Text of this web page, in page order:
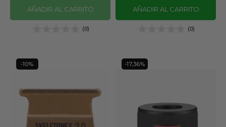
AÑADIR AL CARRITO
(0)
AÑADIR AL CARRITO
(0)
-10% -17,36%